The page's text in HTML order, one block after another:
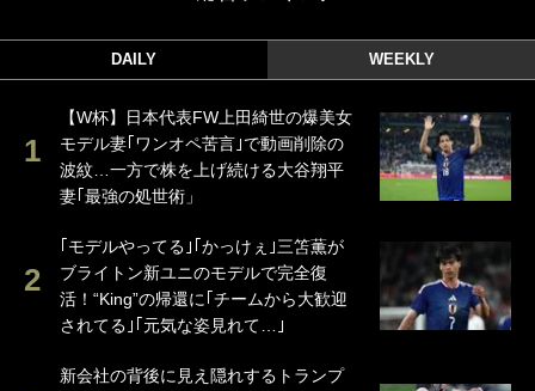
DAILY WEEKLY
【W杯】日本代表FW上田綺世の爆美女
モデル妻｢ワンオペ苦言｣で動画削除の
波紋…一方で株を上げ続ける大谷翔平
妻｢最強の処世術」
｢モデルやってる｣｢かっけぇ｣三笘薫が
ブライトン新ユニのモデルで完全復
活！“King”の帰還に｢チームから大歓迎
されてる｣｢元気な姿見れて…｣
新会社の背後に見え隠れするトランプ